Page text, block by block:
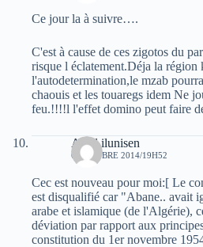
Ce jour la à suivre….
C'est à cause de ces zigotos du
risque l éclatement.Déja la région
l'autodetermination,le mzab
chaouis et les touaregs idem Ne
feu.!!!!l l'effet domino peut faire
Aksil ilunisen
6 OCTOBRE 2014/19H52
Cec est nouveau pour moi:[ Le
est disqualifié car "Abane.. avait
arabe et islamique (de l'Algérie),
déviation par rapport aux
constitution du 1er novembre